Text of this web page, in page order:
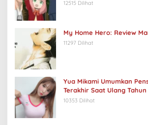
12515 Dilihat
My Home Hero: Review
11297 Dilihat
Yua Mikami Umumkan
Terakhir Saat Ulang Tahun
10353 Dilihat